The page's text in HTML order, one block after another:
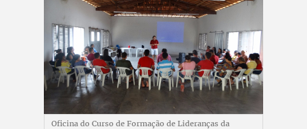
Oficina do Curso de Formação de Lideranças da